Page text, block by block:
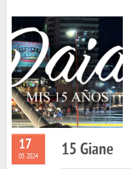
17
05 2024 15 Giane